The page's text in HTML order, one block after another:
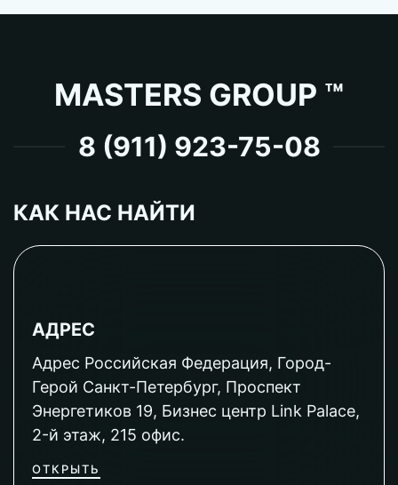
MASTERS GROUP ™
8 (911) 923-75-08
КАК НАС НАЙТИ
АДРЕС
Адрес Российская Федерация, Город-
Герой Санкт-Петербург, Проспект
Энергетиков 19, Бизнес центр Link Palace,
2-й этаж, 215 офис.
ОТКРЫТЬ